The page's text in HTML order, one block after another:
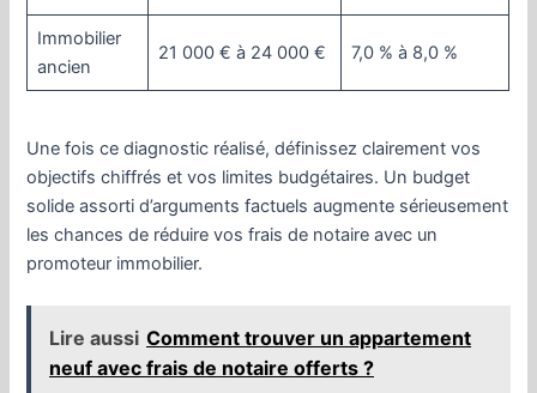
Immobilier
ancien
21 000 € à 24 000 € 7,0 % à 8,0 %
Une fois ce diagnostic réalisé, définissez clairement vos
objectifs chiffrés et vos limites budgétaires. Un budget
solide assorti d’arguments factuels augmente sérieusement
les chances de réduire vos frais de notaire avec un
promoteur immobilier.
Lire aussi Comment trouver un appartement
neuf avec frais de notaire offerts ?